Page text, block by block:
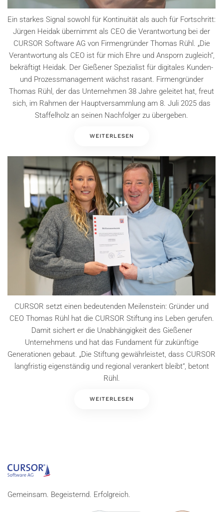
Ein starkes Signal sowohl für Kontinuität als auch für Fortschritt:
Jürgen Heidak übernimmt als CEO die Verantwortung bei der
CURSOR Software AG von Firmengründer Thomas Rühl. „Die
Verantwortung als CEO ist für mich Ehre und Ansporn zugleich“,
bekräftigt Heidak. Der Gießener Spezialist für digitales Kunden-
und Prozessmanagement wächst rasant. Firmengründer
Thomas Rühl, der das Unternehmen 38 Jahre geleitet hat, freut
sich, im Rahmen der Hauptversammlung am 8. Juli 2025 das
Staffelholz an seinen Nachfolger zu übergeben.
WEITERLESEN
CURSOR setzt einen bedeutenden Meilenstein: Gründer und
CEO Thomas Rühl hat die CURSOR Stiftung ins Leben gerufen.
Damit sichert er die Unabhängigkeit des Gießener
Unternehmens und hat das Fundament für zukünftige
Generationen gebaut. „Die Stiftung gewährleistet, dass CURSOR
langfristig eigenständig und regional verankert bleibt“, betont
Rühl.
WEITERLESEN
Gemeinsam. Begeisternd. Erfolgreich.